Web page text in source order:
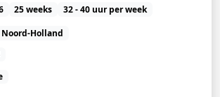
25 weeks
32 - 40 uur per week
Noord-Holland